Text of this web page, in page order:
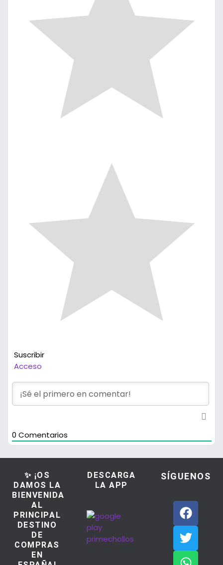
Suscribir
Acceso
0 Comentarios
✨ ¡OS
DAMOS LA
BIENVENIDA
AL
PRINCIPAL
DESTINO
DE
COMPRAS
EN
DESCARGA
LA APP
SÍGUENOS